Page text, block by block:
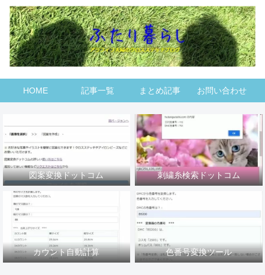
HOME 記事一覧 まとめ記事 お問い合わせ
図案変換ドットコム 刺繍糸検索ドットコム
カウント自動計算 色番号変換ツール